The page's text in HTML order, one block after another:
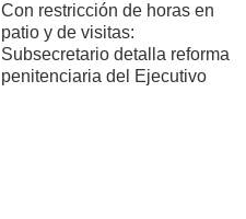
Con restricción de horas en
patio y de visitas:
Subsecretario detalla reforma
penitenciaria del Ejecutivo